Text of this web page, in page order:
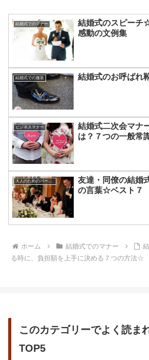
結婚式でのマナー
結婚式のスピーチ
感動の文例集
結婚式での服装 結婚式のお呼ばれ
ビジネスマナー
結婚式二次会マナ
は？７つの一般常
大人のためのパーティー・マナー
友達・同僚の結婚
の言葉☆ベスト７
ホーム 結婚式でのマナー
る時に、負担額を上手に決める７つの方法☆
このカテゴリーでよく読ま
TOP5